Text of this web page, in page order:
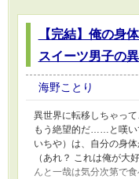
【完結】俺の身
スイーツ男子の
海野ことり
異世界に転移しちゃっ
もう絶望的だ……と嘆い
いちや）は、自分の身
（あれ？ これは俺が大
んと一哉は気分次第で